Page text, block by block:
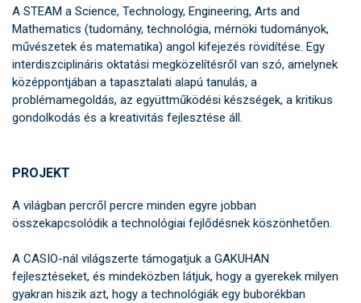
A STEAM a Science, Technology, Engineering, Arts and
Mathematics (tudomány, technológia, mérnöki tudományok,
művészetek és matematika) angol kifejezés rövidítése. Egy
interdiszciplináris oktatási megközelítésről van szó, amelynek
középpontjában a tapasztalati alapú tanulás, a
problémamegoldás, az együttműködési készségek, a kritikus
gondolkodás és a kreativitás fejlesztése áll.
PROJEKT
A világban percről percre minden egyre jobban
összekapcsolódik a technológiai fejlődésnek köszönhetően.
A CASIO-nál világszerte támogatjuk a GAKUHAN
fejlesztéseket, és mindeközben látjuk, hogy a gyerekek milyen
gyakran hiszik azt, hogy a technológiák egy buborékban